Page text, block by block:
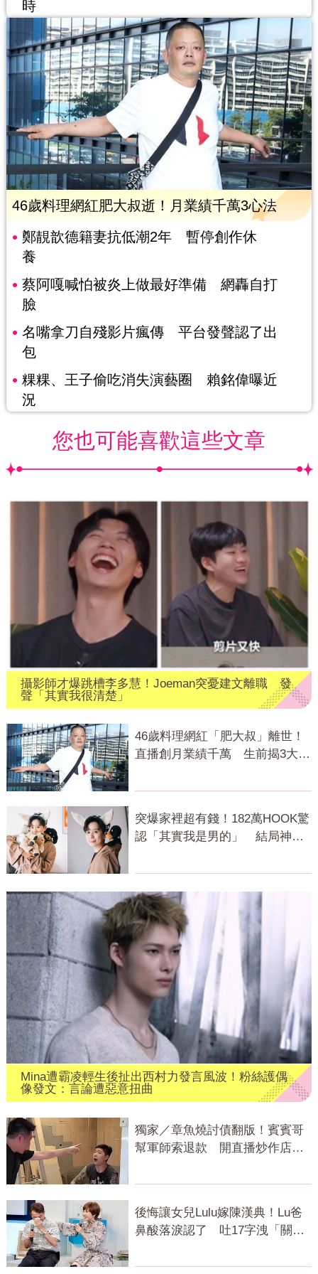
時
46歲料理網紅肥大叔逝！月業績千萬3心法
鄭靚歆德籍妻抗低潮2年 暫停創作休
養
蔡阿嘎喊怕被炎上做最好準備 網轟自打
臉
名嘴拿刀自殘影片瘋傳 平台發聲認了出
包
粿粿、王子偷吃消失演藝圈 賴銘偉曝近
況
您也可能喜歡這些文章
攝影師才爆跳槽李多慧！Joeman突憂建文離職 發
聲「其實我很清楚」
46歲料理網紅「肥大叔」離世！
直播創月業績千萬 生前揭3大成
突爆家裡超有錢！182萬HOOK驚
認「其實我是男的」 結局神反
Mina遭霸凌輕生後扯出西村力發言風波！粉絲護偶
像發文：言論遭惡意扭曲
獨家／章魚燒討債翻版！賓賓哥
幫軍師索退款 開直播炒作店家
後悔讓女兒Lulu嫁陳漢典！Lu爸
鼻酸落淚認了 吐17字洩「關鍵